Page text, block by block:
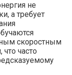
не
а требует
скоростным
часто